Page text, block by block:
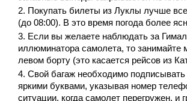
Покупать билеты из Луклы лучше
(до 08:00). В это время погода более
Если вы желаете наблюдать за
иллюминатора самолета, то занимайте
левом борту (это касается рейсов из
Свой багаж необходимо
яркими буквами, указывая номер
ситуации, когда самолет перегружен, и